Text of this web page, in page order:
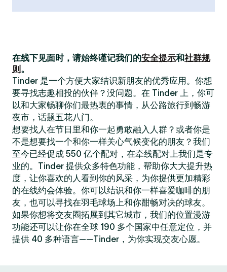
在线下见面时，请始终谨记我们的安全提示和社群规
则 。
Tinder 是一个方便大家结识新朋友的优秀应用。你想
要寻找志趣相投的伙伴？没问题。在 Tinder 上，你可
以和大家畅聊你们最热衷的事情，从公路旅行到畅游
夜市，话题五花八门。
想要找人在节日里和你一起勇敢融入人群？或者你是
不是想要找一个和你一样关心气候变化的朋友？我们
至今已经促成 550 亿个配对，在牵线配对上我们是专
业的。Tinder 提供众多特色功能，帮助你大大提升热
度，让你喜欢的人看到你的风采，为你提供更加精彩
的在线约会体验。你可以结识和你一样喜爱咖啡的朋
友，也可以寻找在羽毛球场上和你酣畅对决的球友。
如果你想将交友圈拓展到其它城市，我们的位置漫游
功能还可以让你在全球 190 多个国家中任意定位，并
提供 40 多种语言——Tinder，为你实现交友心愿。